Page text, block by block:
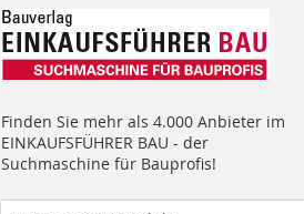
Finden Sie mehr als 4.000 Anbieter im
EINKAUFSFÜHRER BAU - der
Suchmaschine für Bauprofis!